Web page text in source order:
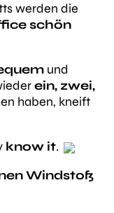
werden die
schön
und
ein, zwei,
haben, kneift
know it.
Windstoß